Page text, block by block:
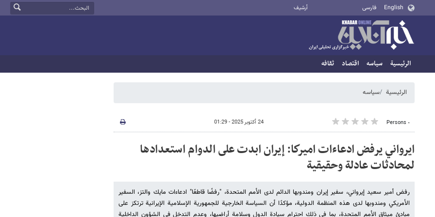
English فارسی أرشيف
الرئيسية سیاسه اقتصاد ثقافه
الرئيسية سیاسه
٠ Persons 24 أكتوبر 2025 - 01:29
ايرواني يرفض ادعاءات اميركا: إيران ابدت على الدوام استعدادها
لمحادثات عادلة وحقيقية
رفض أمير سعيد إيرواني، سفير إيران ومندوبها الدائم لدى الأمم المتحدة، "رفضًا قاطعًا" ادعاءات مايك والتز، السفير
الأمريكي ومندوبها لدى هذه المنظمة الدولية، مؤكدًا أن السياسة الخارجية للجمهورية الإسلامية الإيرانية ترتكز على
مبادئ ميثاق الأمم المتحدة، بما في ذلك احترام سيادة الدول وسلامة أراضيها، وعدم التدخل في الشؤون الداخلية